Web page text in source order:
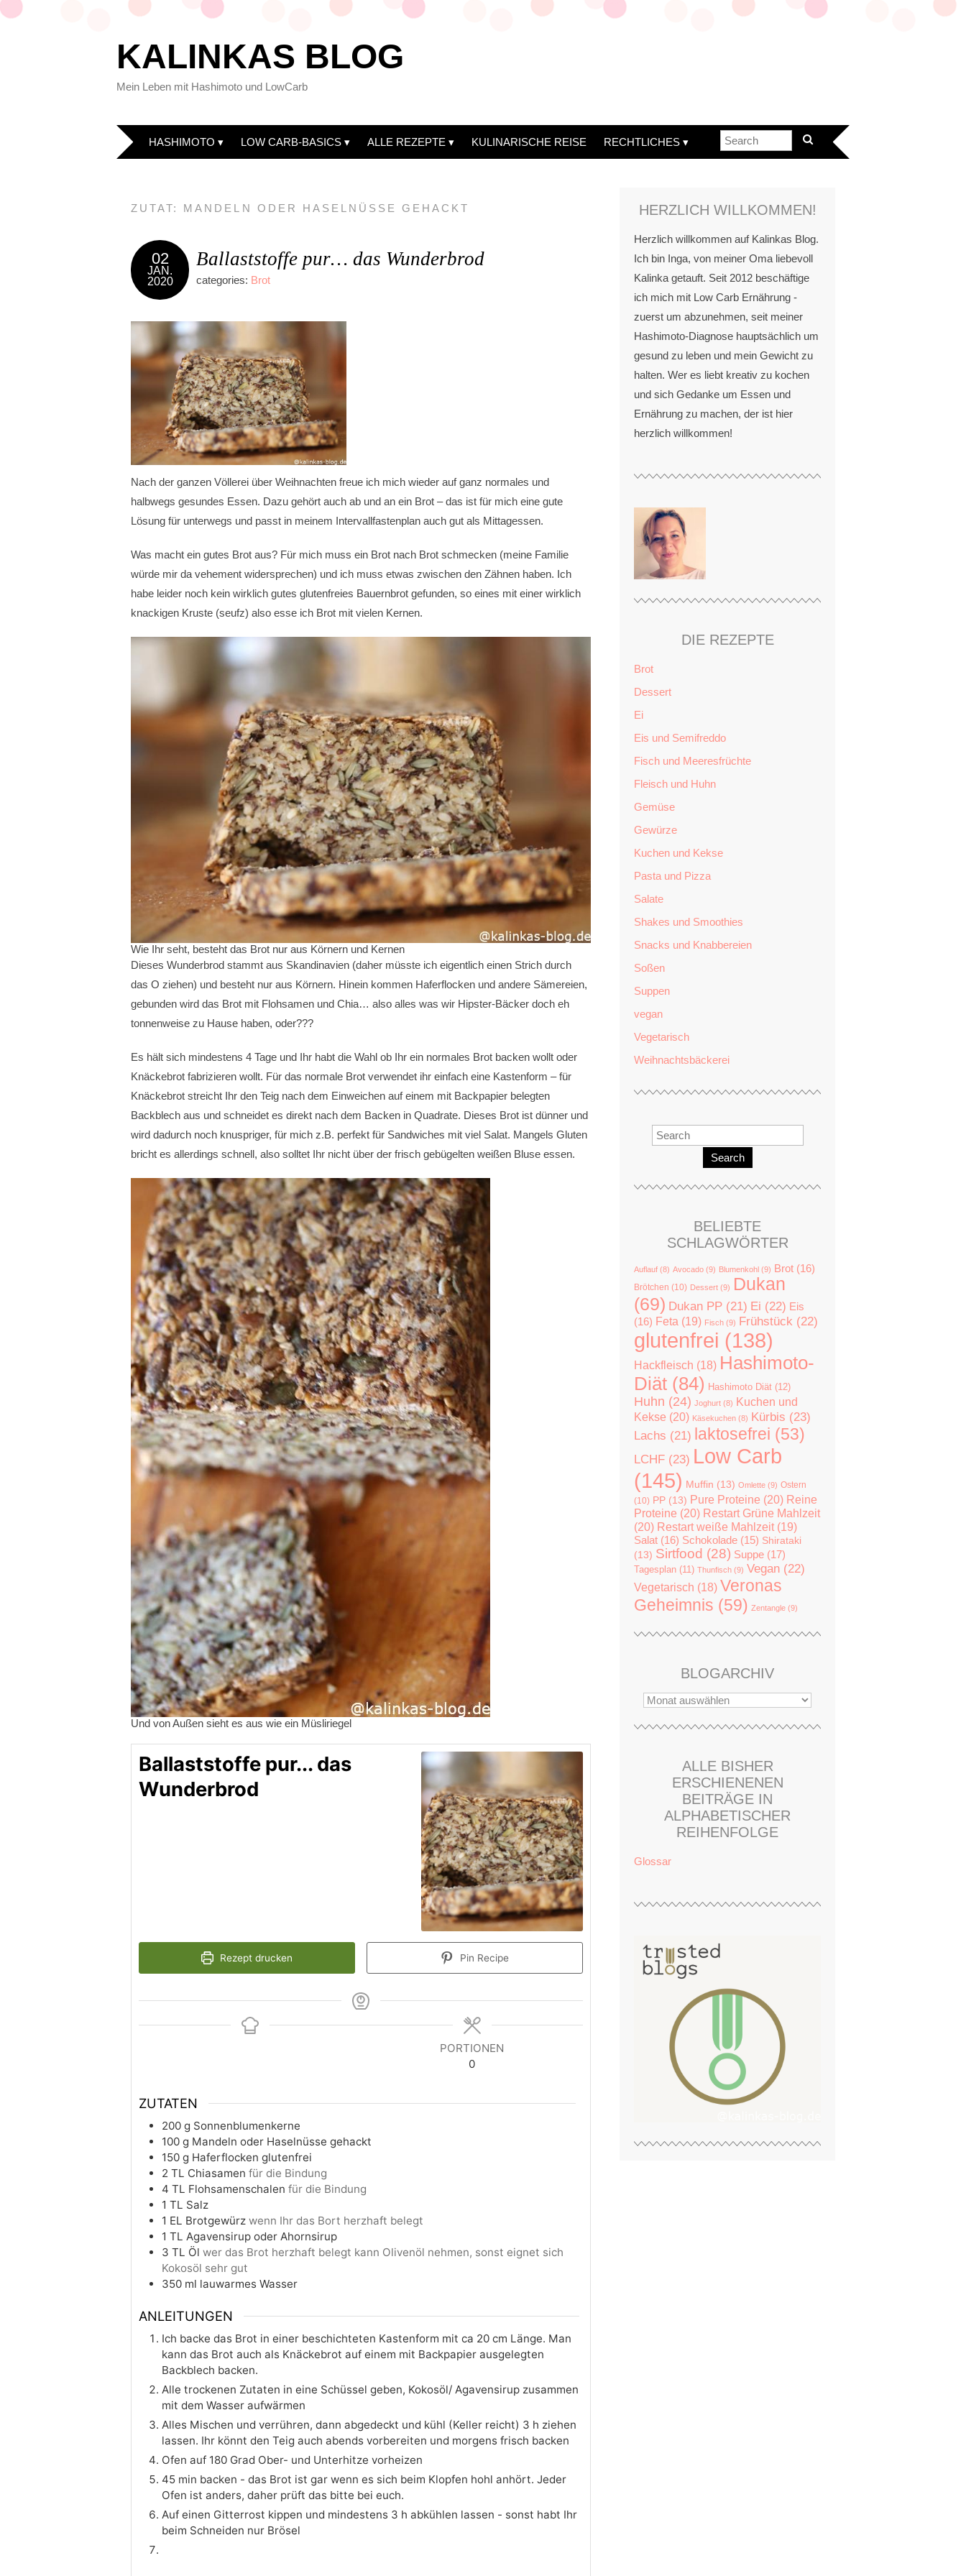
KALINKAS BLOG
Mein Leben mit Hashimoto und LowCarb
HASHIMOTO LOW CARB-BASICS ALLE REZEPTE KULINARISCHE REISE RECHTLICHES
ZUTAT: MANDELN ODER HASELNÜSSE GEHACKT
02
JAN.
2020
Ballaststoffe pur… das Wunderbrod
categories: Brot
Nach der ganzen Völlerei über Weihnachten freue ich mich wieder auf ganz normales und
halbwegs gesundes Essen. Dazu gehört auch ab und an ein Brot – das ist für mich eine gute
Lösung für unterwegs und passt in meinem Intervallfastenplan auch gut als Mittagessen.
Was macht ein gutes Brot aus? Für mich muss ein Brot nach Brot schmecken (meine Familie
würde mir da vehement widersprechen) und ich muss etwas zwischen den Zähnen haben. Ich
habe leider noch kein wirklich gutes glutenfreies Bauernbrot gefunden, so eines mit einer wirklich
knackigen Kruste (seufz) also esse ich Brot mit vielen Kernen.
Wie Ihr seht, besteht das Brot nur aus Körnern und Kernen
Dieses Wunderbrod stammt aus Skandinavien (daher müsste ich eigentlich einen Strich durch
das O ziehen) und besteht nur aus Körnern. Hinein kommen Haferflocken und andere Sämereien,
gebunden wird das Brot mit Flohsamen und Chia… also alles was wir Hipster-Bäcker doch eh
tonnenweise zu Hause haben, oder???
Es hält sich mindestens 4 Tage und Ihr habt die Wahl ob Ihr ein normales Brot backen wollt oder
Knäckebrot fabrizieren wollt. Für das normale Brot verwendet ihr einfach eine Kastenform – für
Knäckebrot streicht Ihr den Teig nach dem Einweichen auf einem mit Backpapier belegten
Backblech aus und schneidet es direkt nach dem Backen in Quadrate. Dieses Brot ist dünner und
wird dadurch noch knuspriger, für mich z.B. perfekt für Sandwiches mit viel Salat. Mangels Gluten
bricht es allerdings schnell, also solltet Ihr nicht über der frisch gebügelten weißen Bluse essen.
Und von Außen sieht es aus wie ein Müsliriegel
Ballaststoffe pur... das
Wunderbrod
Rezept drucken Pin Recipe
PORTIONEN
0
ZUTATEN
200 g Sonnenblumenkerne
100 g Mandeln oder Haselnüsse gehackt
150 g Haferflocken glutenfrei
2 TL Chiasamen für die Bindung
4 TL Flohsamenschalen für die Bindung
1 TL Salz
1 EL Brotgewürz wenn Ihr das Bort herzhaft belegt
1 TL Agavensirup oder Ahornsirup
3 TL Öl wer das Brot herzhaft belegt kann Olivenöl nehmen, sonst eignet sich
Kokosöl sehr gut
350 ml lauwarmes Wasser
ANLEITUNGEN
Ich backe das Brot in einer beschichteten Kastenform mit ca 20 cm Länge. Man
kann das Brot auch als Knäckebrot auf einem mit Backpapier ausgelegten
Backblech backen.
Alle trockenen Zutaten in eine Schüssel geben, Kokosöl/ Agavensirup zusammen
mit dem Wasser aufwärmen
Alles Mischen und verrühren, dann abgedeckt und kühl (Keller reicht) 3 h ziehen
lassen. Ihr könnt den Teig auch abends vorbereiten und morgens frisch backen
Ofen auf 180 Grad Ober- und Unterhitze vorheizen
45 min backen - das Brot ist gar wenn es sich beim Klopfen hohl anhört. Jeder
Ofen ist anders, daher prüft das bitte bei euch.
Auf einen Gitterrost kippen und mindestens 3 h abkühlen lassen - sonst habt Ihr
beim Schneiden nur Brösel
HERZLICH WILLKOMMEN!
Herzlich willkommen auf Kalinkas Blog.
Ich bin Inga, von meiner Oma liebevoll
Kalinka getauft. Seit 2012 beschäftige
ich mich mit Low Carb Ernährung -
zuerst um abzunehmen, seit meiner
Hashimoto-Diagnose hauptsächlich um
gesund zu leben und mein Gewicht zu
halten. Wer es liebt kreativ zu kochen
und sich Gedanke um Essen und
Ernährung zu machen, der ist hier
herzlich willkommen!
DIE REZEPTE
Brot
Dessert
Ei
Eis und Semifreddo
Fisch und Meeresfrüchte
Fleisch und Huhn
Gemüse
Gewürze
Kuchen und Kekse
Pasta und Pizza
Salate
Shakes und Smoothies
Snacks und Knabbereien
Soßen
Suppen
vegan
Vegetarisch
Weihnachtsbäckerei
Search
BELIEBTE
SCHLAGWÖRTER
Auflauf (8) Avocado (9) Blumenkohl (9) Brot (16)
Brötchen (10) Dessert (9) Dukan
(69) Dukan PP (21) Ei (22) Eis
(16) Feta (19) Fisch (9) Frühstück (22)
glutenfrei (138)
Hackfleisch (18) Hashimoto-
Diät (84) Hashimoto Diät (12)
Huhn (24) Joghurt (8) Kuchen und
Kekse (20) Käsekuchen (8) Kürbis (23)
Lachs (21) laktosefrei (53)
LCHF (23) Low Carb
(145) Muffin (13) Omlette (9) Ostern
(10) PP (13) Pure Proteine (20) Reine
Proteine (20) Restart Grüne Mahlzeit
(20) Restart weiße Mahlzeit (19)
Salat (16) Schokolade (15) Shirataki
(13) Sirtfood (28) Suppe (17)
Tagesplan (11) Thunfisch (9) Vegan (22)
Vegetarisch (18) Veronas
Geheimnis (59) Zentangle (9)
BLOGARCHIV
ALLE BISHER
ERSCHIENENEN
BEITRÄGE IN
ALPHABETISCHER
REIHENFOLGE
Glossar